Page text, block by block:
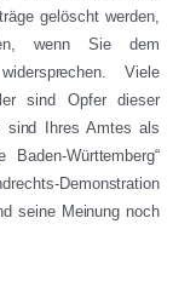
gelöscht werden,
wenn Sie dem
Viele
sind Opfer dieser
sind Ihres Amtes als
Baden-Württemberg“
Demonstration
seine Meinung noch